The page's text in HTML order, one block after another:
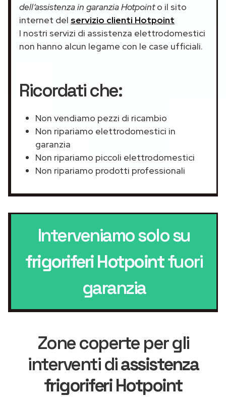
dell’assistenza in garanzia Hotpointo il sito
internet del servizio clienti Hotpoint
I nostri servizi di assistenza elettrodomestici
non hanno alcun legame con le case ufficiali.
Ricordati che:
Non vendiamo pezzi di ricambio
Non ripariamo elettrodomestici in
garanzia
Non ripariamo piccoli elettrodomestici
Non ripariamo prodotti professionali
Interveniamo solo su
frigoriferi Hotpointfuori
garanzia
Zone coperte per gli
interventi diassistenza
frigoriferi Hotpoint